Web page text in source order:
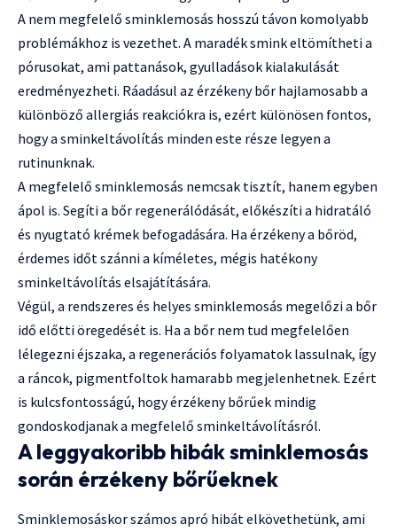
A nem megfelelő sminklemosás hosszú távon komolyabb
problémákhoz is vezethet. A maradék smink eltömítheti a
pórusokat, ami pattanások, gyulladások kialakulását
eredményezheti. Ráadásul az érzékeny bőr hajlamosabb a
különböző allergiás reakciókra is, ezért különösen fontos,
hogy a sminkeltávolítás minden este része legyen a
rutinunknak.
A megfelelő sminklemosás nemcsak tisztít, hanem egyben
ápol is. Segíti a bőr regenerálódását, előkészíti a hidratáló
és nyugtató krémek befogadására. Ha érzékeny a bőröd,
érdemes időt szánni a kíméletes, mégis hatékony
sminkeltávolítás elsajátítására.
Végül, a rendszeres és helyes sminklemosás megelőzi a bőr
idő előtti öregedését is. Ha a bőr nem tud megfelelően
lélegezni éjszaka, a regenerációs folyamatok lassulnak, így
a ráncok, pigmentfoltok hamarabb megjelenhetnek. Ezért
is kulcsfontosságú, hogy érzékeny bőrűek mindig
gondoskodjanak a megfelelő sminkeltávolításról.
A leggyakoribb hibák sminklemosás
során érzékeny bőrűeknek
Sminklemosáskor számos apró hibát elkövethetünk, ami